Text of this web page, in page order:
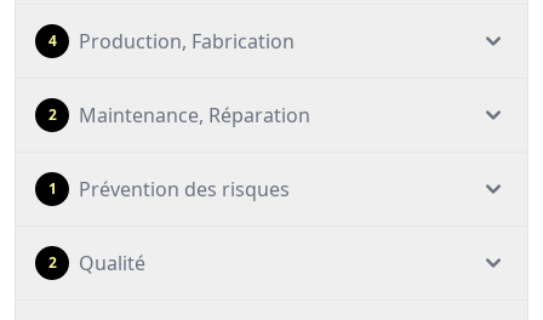
4 Production, Fabrication
2 Maintenance, Réparation
1 Prévention des risques
2 Qualité